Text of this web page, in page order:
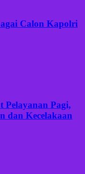
Calon Kapolri
Pelayanan Pagi,
dan Kecelakaan